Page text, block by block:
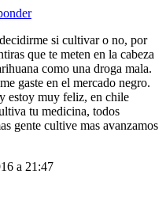
si cultivar o no, por
que te meten en la cabeza
como una droga mala.
gaste en el mercado negro.
estoy muy feliz, en chile
tu medicina, todos
gente cultive mas avanzamos
a 21:47